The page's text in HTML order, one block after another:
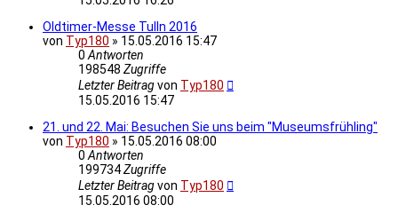
Oldtimer-Messe Tulln 2016
von Typ180 » 15.05.2016 15:47
0Antworten
198548 Zugriffe
Letzter Beitragvon Typ180
15.05.2016 15:47
21. und 22. Mai: Besuchen Sie uns beim "Museumsfrühling"
von Typ180 » 15.05.2016 08:00
0Antworten
199734Zugriffe
Letzter Beitragvon Typ180
15.05.2016 08:00